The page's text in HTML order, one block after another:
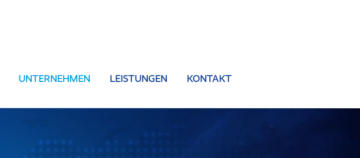
UNTERNEHMEN LEISTUNGEN KONTAKT